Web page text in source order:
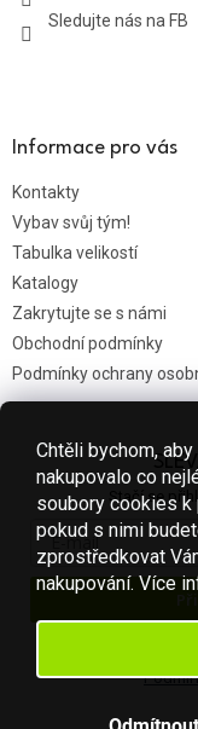
Chtěli bychom,
nakupovalo co
soubory cookies k
pokud s nimi
zprostředkovat
nakupování. Více
Sledujte nás na FB
Informace pro vás
Kontakty
Vybav svůj tým!
Tabulka velikostí
Katalogy
Zakrytujte se s námi
Obchodní podmínky
Podmínky ochrany
Nákupní košík
Stačí se